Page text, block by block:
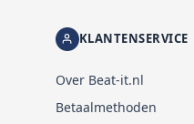
KLANTENSERVICE
Over Beat-it.nl
Betaalmethoden